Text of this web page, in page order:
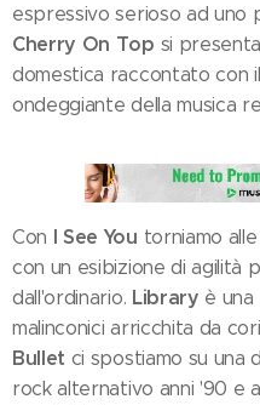
espressivo serioso ad uno
Cherry On Top si
domestica raccontato con
ondeggiante della musica
Con I See You torniamo
con un esibizione di agilità
dall'ordinario. Library è
malinconici arricchita da
Bullet ci spostiamo su una
rock alternativo anni '90 e